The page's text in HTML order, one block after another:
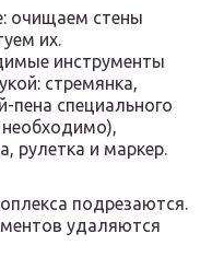
очищаем стены
их.
инструменты
стремянка,
пена специального
необходимо),
рулетка и маркер.
подрезаются.
удаляются